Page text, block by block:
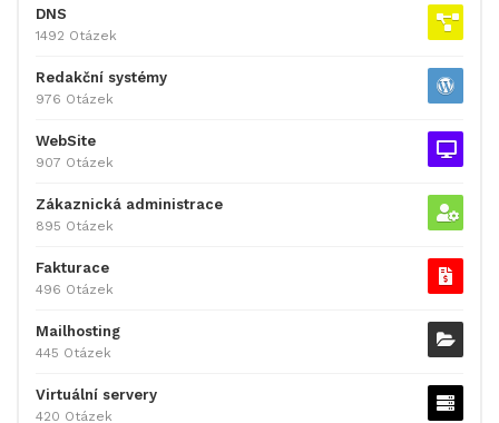
DNS
1492 Otázek
Redakční systémy
976 Otázek
WebSite
907 Otázek
Zákaznická administrace
895 Otázek
Fakturace
496 Otázek
Mailhosting
445 Otázek
Virtuální servery
420 Otázek